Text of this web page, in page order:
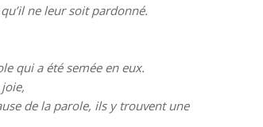
ne leur soit pardonné.
qui a été semée en eux.
de la parole, ils y trouvent une